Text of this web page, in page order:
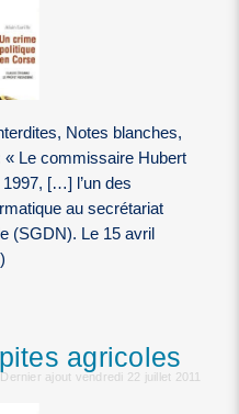
Notes blanches,
« Le commissaire Hubert
[…] l’un des
au secrétariat
(SGDN). Le 15 avril
agricoles
ajout vendredi 22 juillet 2011